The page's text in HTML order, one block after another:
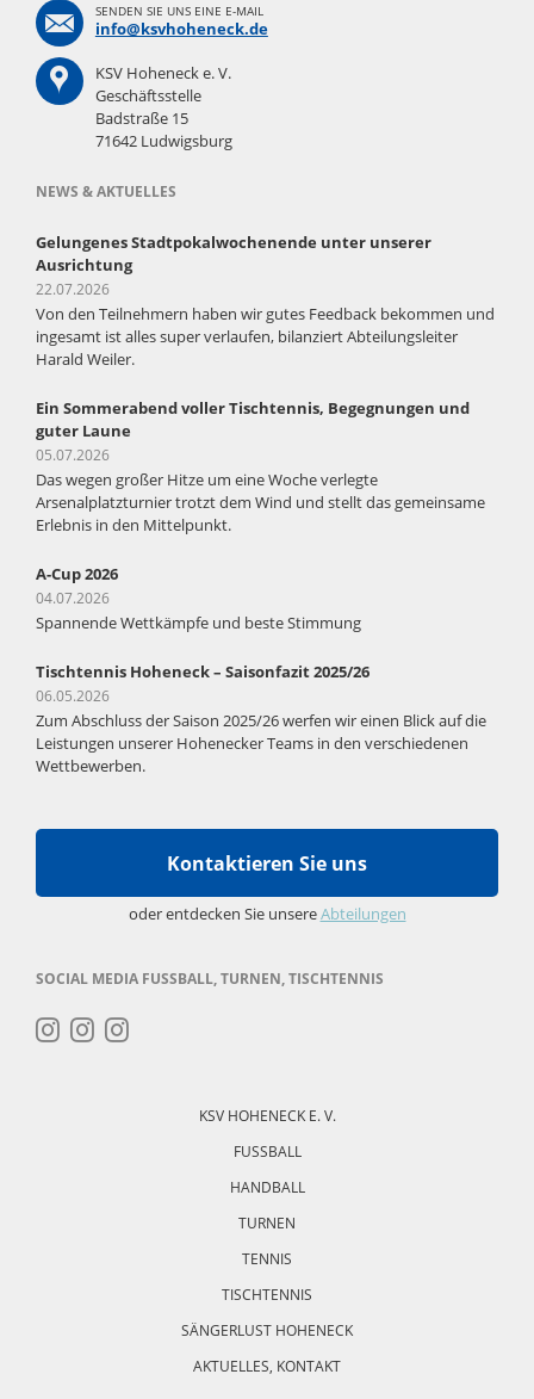
SENDEN SIE UNS EINE E-MAIL
info@ksvhoheneck.de
KSV Hoheneck e. V.
Geschäftsstelle
Badstraße 15
71642 Ludwigsburg
NEWS & AKTUELLES
Gelungenes Stadtpokalwochenende unter unserer
Ausrichtung
22.07.2026
Von den Teilnehmern haben wir gutes Feedback bekommen und
ingesamt ist alles super verlaufen, bilanziert Abteilungsleiter
Harald Weiler.
Ein Sommerabend voller Tischtennis, Begegnungen und
guter Laune
05.07.2026
Das wegen großer Hitze um eine Woche verlegte
Arsenalplatzturnier trotzt dem Wind und stellt das gemeinsame
Erlebnis in den Mittelpunkt.
A-Cup 2026
04.07.2026
Spannende Wettkämpfe und beste Stimmung
Tischtennis Hoheneck – Saisonfazit 2025/26
06.05.2026
Zum Abschluss der Saison 2025/26 werfen wir einen Blick auf die
Leistungen unserer Hohenecker Teams in den verschiedenen
Wettbewerben.
Kontaktieren Sie uns
oder entdecken Sie unsereAbteilungen
SOCIAL MEDIA FUSSBALL, TURNEN, TISCHTENNIS
KSV HOHENECK E. V.
FUSSBALL
HANDBALL
TURNEN
TENNIS
TISCHTENNIS
SÄNGERLUST HOHENECK
AKTUELLES, KONTAKT